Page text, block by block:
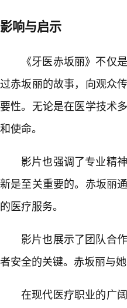
影响与启示
《牙医赤坂丽》不仅
过赤坂丽的故事，向观众
要性。无论是在医学技术
和使命。
影片也强调了专业精
新是至关重要的。赤坂丽
的医疗服务。
影片也展示了团队合
者安全的关键。赤坂丽与
在现代医疗职业的广